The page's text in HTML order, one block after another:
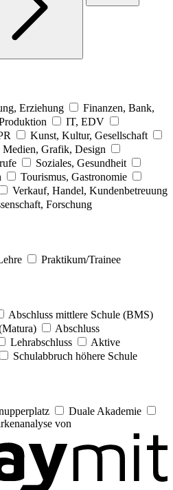
Erziehung
Finanzen, Bank,
IT, EDV
Kunst, Kultur, Gesellschaft
Medien, Grafik, Design
Soziales, Gesundheit
Tourismus, Gastronomie
Verkauf, Handel, Kundenbetreuung
Forschung
Praktikum/Trainee
Abschluss mittlere Schule (BMS)
Abschluss
Lehrabschluss
Aktive
Schulabbruch höhere Schule
Duale Akademie
von